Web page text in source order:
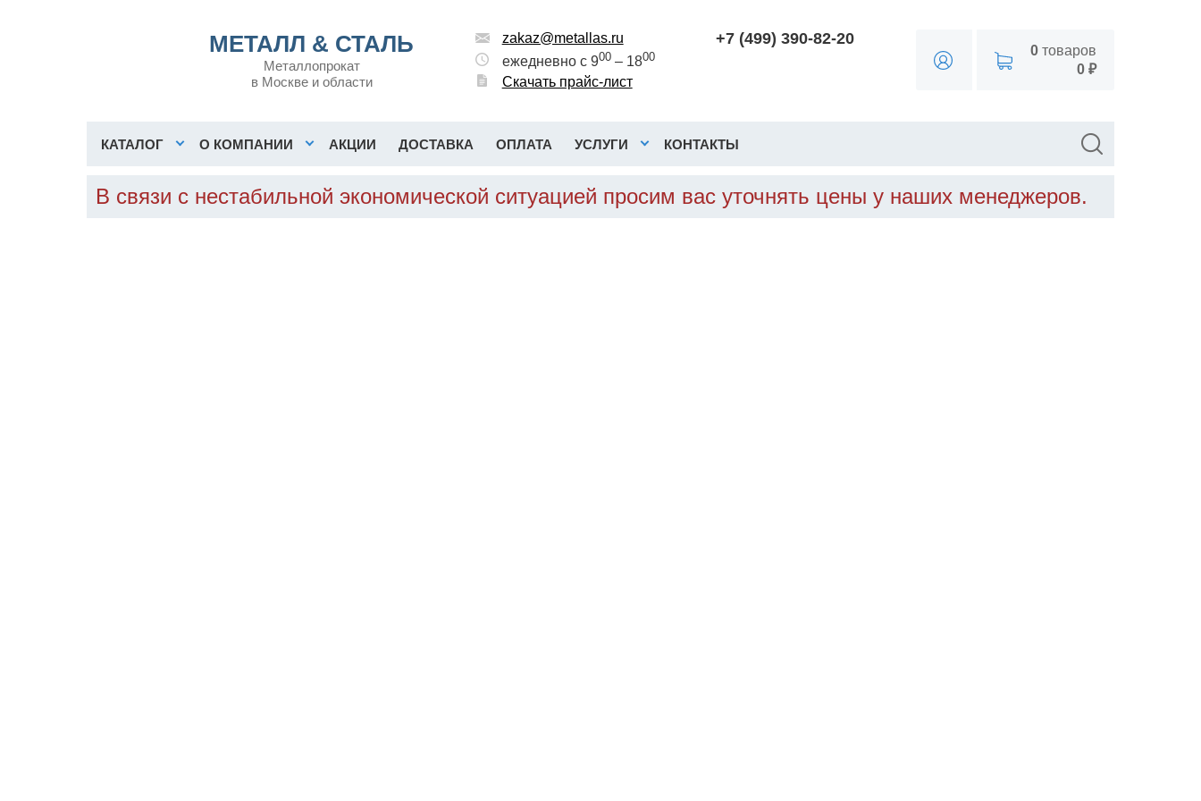
МЕТАЛЛ & СТАЛЬ
Металлопрокат
в Москве и области
zakaz@metallas.ru
ежедневно с 900– 1800
Скачать прайс-лист
+7 (499) 390-82-20
0товаров
0 ₽
КАТАЛОГ О КОМПАНИИ АКЦИИ ДОСТАВКА ОПЛАТА УСЛУГИ КОНТАКТЫ
В связи с нестабильной экономической ситуацией просим вас уточнять цены у наших менеджеров.